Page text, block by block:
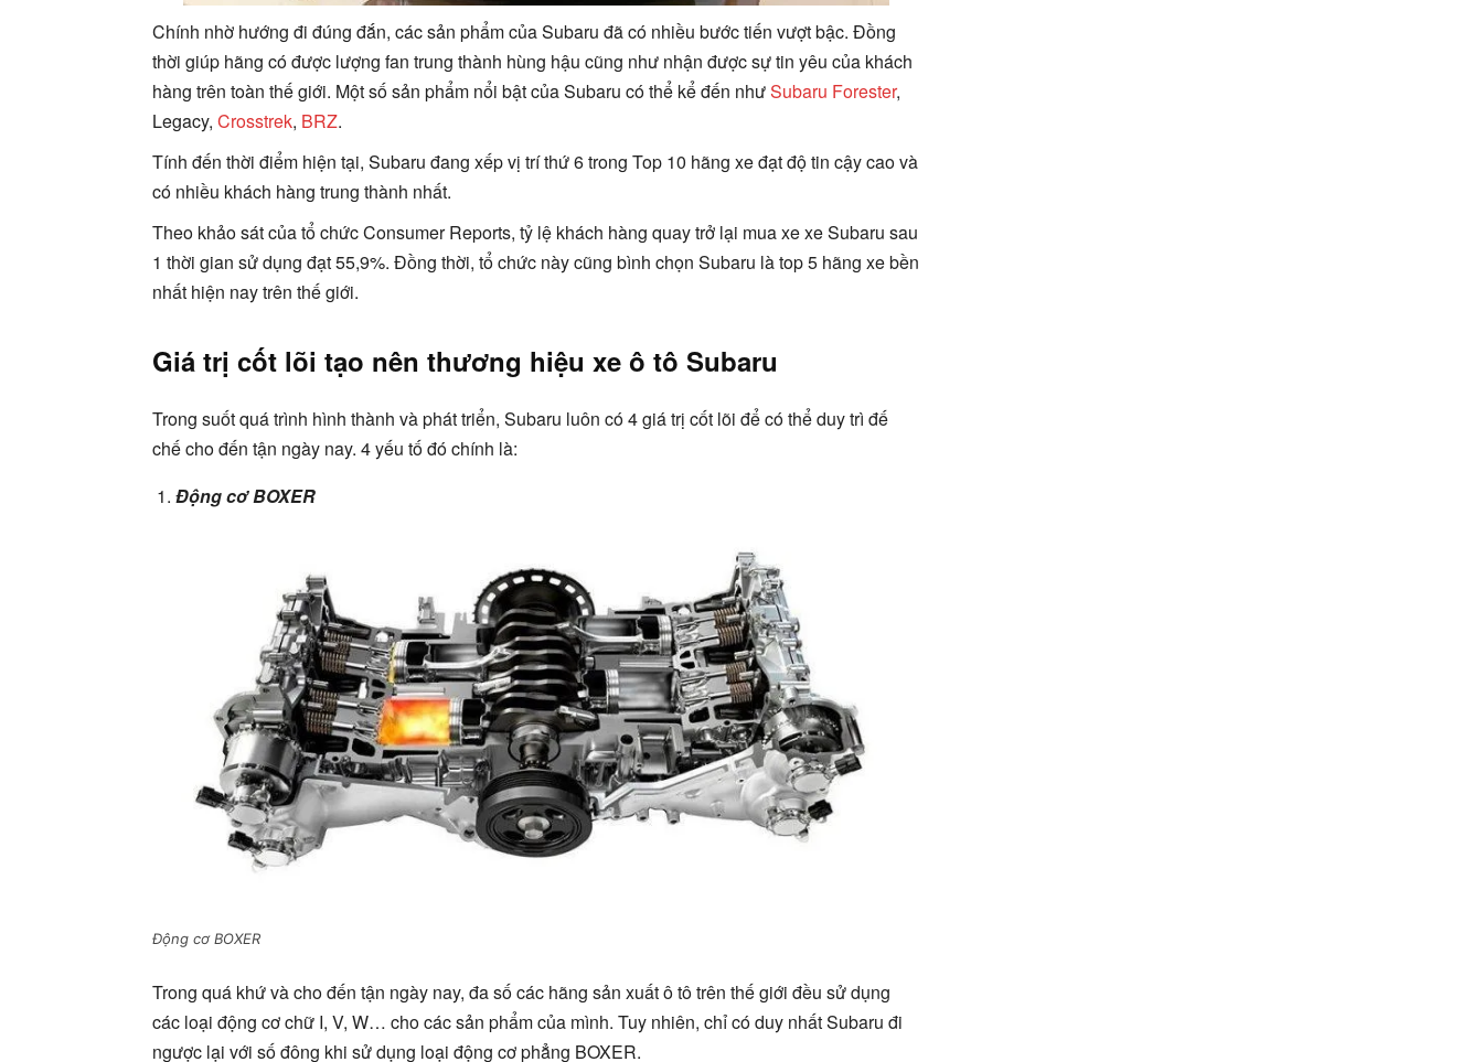
Chính nhờ hướng đi đúng đắn, các sản phẩm của Subaru đã có nhiều bước tiến vượt bậc. Đồng
thời giúp hãng có được lượng fan trung thành hùng hậu cũng như nhận được sự tin yêu của khách
hàng trên toàn thế giới. Một số sản phẩm nổi bật của Subaru có thể kể đến nhưSubaru Forester,
Legacy, Crosstrek, BRZ.
Tính đến thời điểm hiện tại, Subaru đang xếp vị trí thứ 6 trong Top 10 hãng xe đạt độ tin cậy cao và
có nhiều khách hàng trung thành nhất.
Theo khảo sát của tổ chức Consumer Reports, tỷ lệ khách hàng quay trở lại mua xe xe Subaru sau
1 thời gian sử dụng đạt 55,9%. Đồng thời, tổ chức này cũng bình chọn Subaru là top 5 hãng xe bền
nhất hiện nay trên thế giới.
Giá trị cốt lõi tạo nên thương hiệu xe ô tô Subaru
Trong suốt quá trình hình thành và phát triển, Subaru luôn có 4 giá trị cốt lõi để có thể duy trì đế
chế cho đến tận ngày nay. 4 yếu tố đó chính là:
Động cơ BOXER
Động cơ BOXER
Trong quá khứ và cho đến tận ngày nay, đa số các hãng sản xuất ô tô trên thế giới đều sử dụng
các loại động cơ chữ I, V, W… cho các sản phẩm của mình. Tuy nhiên, chỉ có duy nhất Subaru đi
ngược lại với số đông khi sử dụng loại động cơ phẳng BOXER.